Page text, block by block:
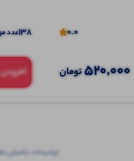
0.0
520,000تومان
138عدد
توضیحات تکمیلی